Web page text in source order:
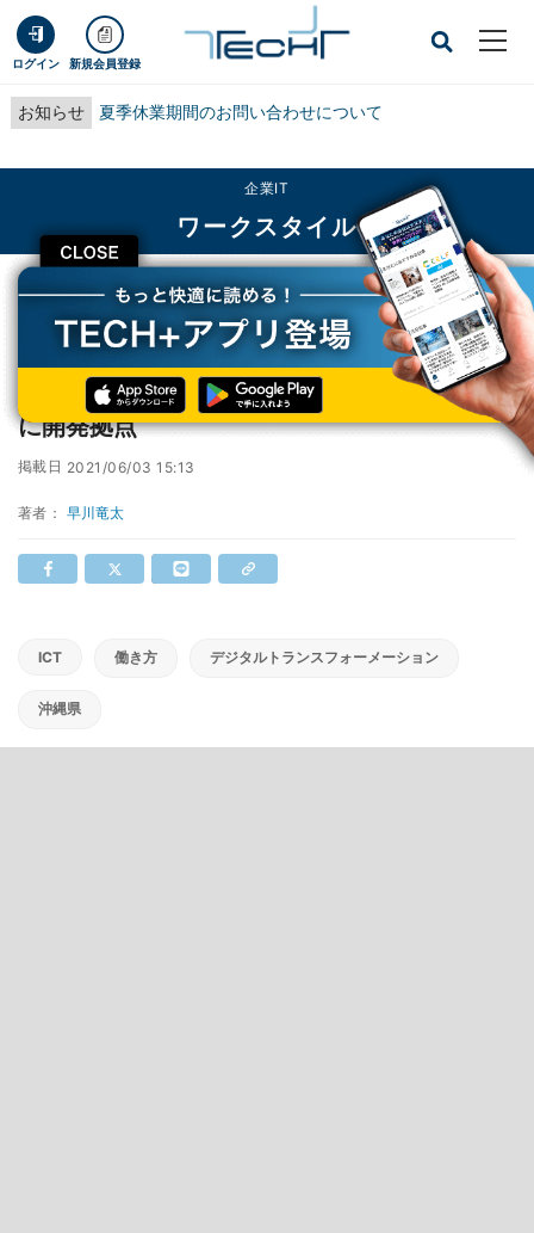
ログイン 新規会員登録
お知らせ 夏季休業期間のお問い合わせについて
CLOSE
企業IT
ワークスタイル
TECH+ 企業IT
ワークスタイル
凸版印刷、DX強化・働き方改革に向け沖縄県に開発拠点
凸版印刷、DX強化・働き方改革に向け沖縄県
に開発拠点
掲載日 2021/06/03 15:13
著者： 早川竜太
ICT 働き方 デジタルトランスフォーメーション
沖縄県